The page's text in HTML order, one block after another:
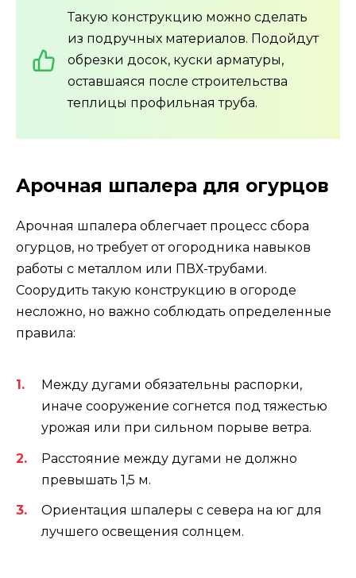
Такую конструкцию можно сделать
из подручных материалов. Подойдут
обрезки досок, куски арматуры,
оставшаяся после строительства
теплицы профильная труба.
Арочная шпалера для огурцов
Арочная шпалера облегчает процесс сбора
огурцов, но требует от огородника навыков
работы с металлом или ПВХ-трубами.
Соорудить такую конструкцию в огороде
несложно, но важно соблюдать определенные
правила:
Между дугами обязательны распорки,
иначе сооружение согнется под тяжестью
урожая или при сильном порыве ветра.
Расстояние между дугами не должно
превышать 1,5 м.
Ориентация шпалеры с севера на юг для
лучшего освещения солнцем.